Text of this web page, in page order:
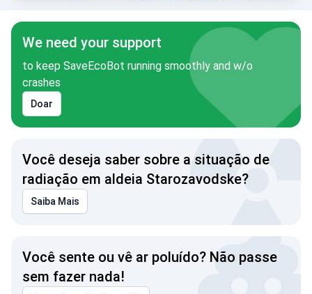
We need your support
to keep SaveEcoBot running smoothly and w/o
crashes
Doar
Você deseja saber sobre a situação de
radiação em aldeia Starozavodske?
Saiba Mais
Você sente ou vê ar poluído? Não passe
sem fazer nada!